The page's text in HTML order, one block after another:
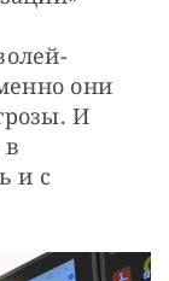
они
И
в
и с